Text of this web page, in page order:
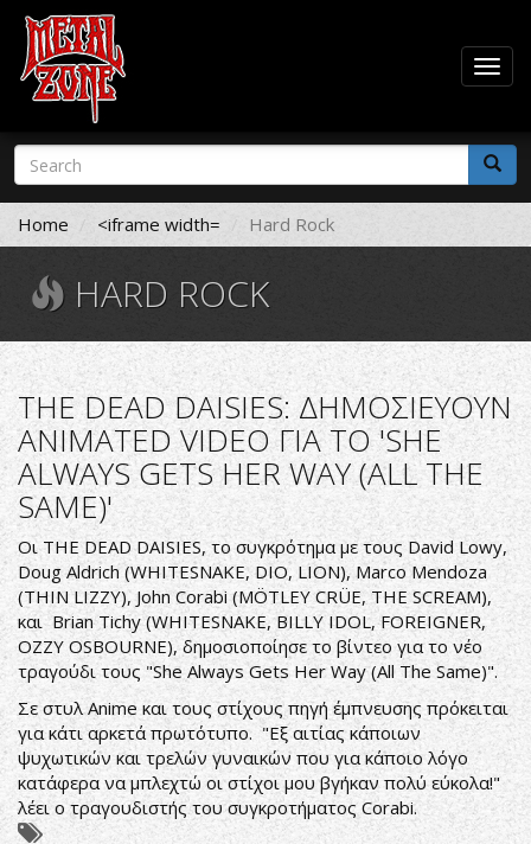
Skip
main
content
Search
form
Search
Home <iframe width= Hard Rock
HARD ROCK
THE DEAD DAISIES: ΔΗΜΟΣΙΕΥΟΥΝ
ANIMATED VIDEO ΓΙΑ ΤΟ 'SHE
ALWAYS GETS HER WAY (ALL THE
SAME)'
Οι THE DEAD DAISIES, το συγκρότημα με τους David Lowy,
Doug Aldrich (WHITESNAKE, DIO, LION), Marco Mendoza
(THIN LIZZY), John Corabi (MÖTLEY CRÜE, THE SCREAM),
και Brian Tichy (WHITESNAKE, BILLY IDOL, FOREIGNER,
OZZY OSBOURNE), δημοσιοποίησε το βίντεο για το νέο
τραγούδι τους "She Always Gets Her Way (All The Same)".
Σε στυλ Anime και τους στίχους πηγή έμπνευσης πρόκειται
για κάτι αρκετά πρωτότυπο. "Εξ αιτίας κάποιων
ψυχωτικών και τρελών γυναικών που για κάποιο λόγο
κατάφερα να μπλεχτώ οι στίχοι μου βγήκαν πολύ εύκολα!"
λέει ο τραγουδιστής του συγκροτήματος Corabi.